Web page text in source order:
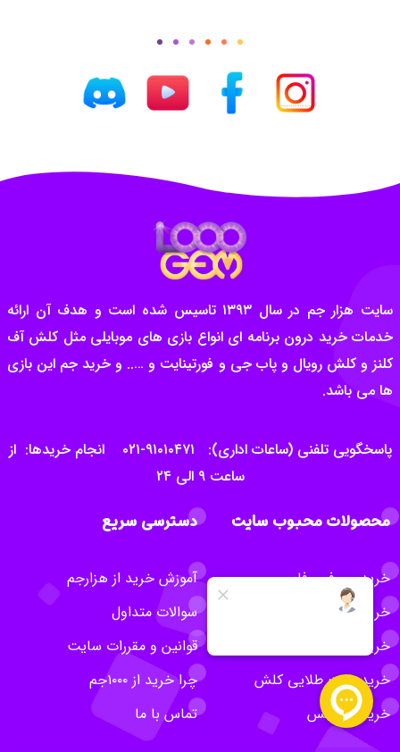
سایت هزار جم در سال ۱۳۹۳ تاسیس شده است و هدف آن ارائه
خدمات خرید درون برنامه ای انواع بازی های موبایلی مثل کلش آف
کلنز و کلش رویال و پاب جی و فورتینایت و ….. و خرید جم این بازی
ها می باشد.
پاسخگویی تلفنی (ساعات اداری): ۹۱۰۱۰۴۷۱-۰۲۱ انجام خریدها: از
ساعت ۹ الی ۲۴
محصولات محبوب سایت
خرید جم فری فایر
خرید سی پی کالاف
خرید جم کلش اف کلنز
خرید بلیت طلایی کلش
خرید روبلاکس
دسترسی سریع
آموزش خرید از هزارجم
سوالات متداول
قوانین و مقررات سایت
چرا خرید از ۱۰۰۰جم
تماس با ما